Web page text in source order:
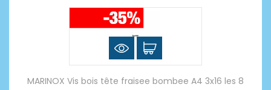
MARINOX Vis bois tête fraisee bombee A4 3x16 les 8